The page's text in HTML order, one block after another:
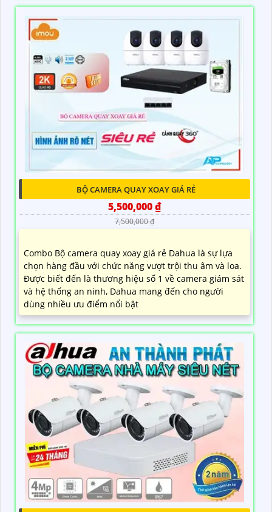
BỘ CAMERA QUAY XOAY GIÁ RẺ
5,500,000 ₫
7,500,000 ₫
Combo Bộ camera quay xoay giá rẻ Dahua là sự lựa
chọn hàng đầu với chức năng vượt trội thu âm và loa.
Được biết đến là thương hiệu số 1 về camera giám sát
và hệ thống an ninh, Dahua mang đến cho người
dùng nhiều ưu điểm nổi bật